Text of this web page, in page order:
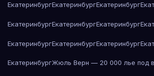
ЕкатеринбургЕкатеринбургЕкатеринбург
ЕкатеринбургЕкатеринбургЕкатеринбург
ЕкатеринбургЕкатеринбургЕкатеринбург
ЕкатеринбургЖюль Верн — 20 000 лье под